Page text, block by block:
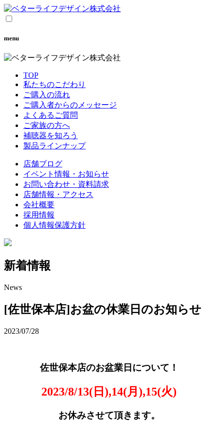
menu
TOP
私たちのこだわり
ご購入の流れ
ご購入者からのメッセージ
よくあるご質問
ご家族の方へ
補聴器を知ろう
製品ラインナップ
店舗ブログ
イベント情報・お知らせ
お問い合わせ・資料請求
店舗情報・アクセス
会社概要
採用情報
個人情報保護方針
新着情報
News
[佐世保本店]お盆の休業日のお知らせ
2023/07/28
佐世保本店のお盆業日について！
2023/8/13(日),14(月),15(火)
お休みさせて頂きます。